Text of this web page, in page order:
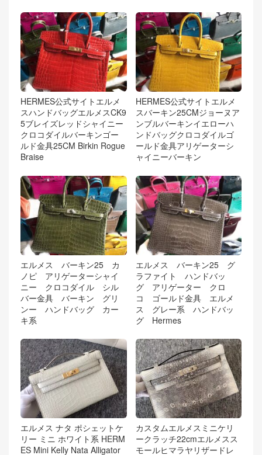
HERMES公式サイトエルメ
スハンドバッグエルメスCK9
5ブレイズレッドシャイニー
クロコダイルバーキンゴー
ルド金具25CM Birkin Rogue
Braise
HERMES公式サイトエルメ
スバーキン25CMジョーヌア
ンブルバーキンイエローハ
ンドバッグクロコダイルゴ
ールド金具アリゲーターシ
ャイニーバーキン
エルメス バーキン25 カ
ノピ アリゲーターシャイ
ニー クロコダイル シル
バー金具 バーキン グリ
ンー ハンドバッグ カー
キ系
エルメス バーキン25 グ
ラファイト ハンドバッ
グ アリゲーター クロ
コ ゴールド金具 エルメ
ス グレー系 ハンドバッ
グ Hermes
エルメス ナタ ポシェットケ
リー ミニ ホワイト系 HERM
ES Mini Kelly Nata Alligator
カスタムエルメスミニケリ
ークラッチ22cmエルメスス
モールヒマラヤリザードレ